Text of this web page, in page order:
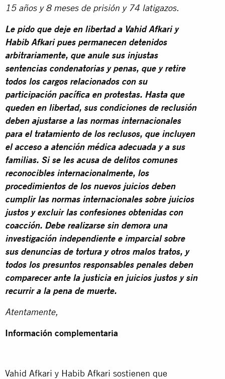
15 años y 8 meses de prisión y 74 latigazos.
Le pido que deje en libertad a Vahid Afkari y
Habib Afkari pues permanecen detenidos
arbitrariamente, que anule sus injustas
sentencias condenatorias y penas, que y retire
todos los cargos relacionados con su
participación pacífica en protestas. Hasta que
queden en libertad, sus condiciones de reclusión
deben ajustarse a las normas internacionales
para el tratamiento de los reclusos, que incluyen
el acceso a atención médica adecuada y a sus
familias. Si se les acusa de delitos comunes
reconocibles internacionalmente, los
procedimientos de los nuevos juicios deben
cumplir las normas internacionales sobre juicios
justos y excluir las confesiones obtenidas con
coacción. Debe realizarse sin demora una
investigación independiente e imparcial sobre
sus denuncias de tortura y otros malos tratos, y
todos los presuntos responsables penales deben
comparecer ante la justicia en juicios justos y sin
recurrir a la pena de muerte.
Atentamente,
Información complementaria
Vahid Afkari y Habib Afkari sostienen que